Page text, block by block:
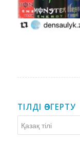
ТІЛДІ ӨЗГЕРТУ
өзгерту